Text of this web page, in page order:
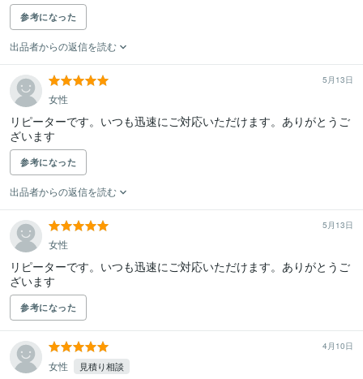
参考になった
出品者からの返信を読む
5月13日
女性
リピーターです。いつも迅速にご対応いただけます。ありがとうご
ざいます
参考になった
出品者からの返信を読む
5月13日
女性
リピーターです。いつも迅速にご対応いただけます。ありがとうご
ざいます
参考になった
4月10日
女性 見積り相談